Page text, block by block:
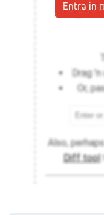
Entra in